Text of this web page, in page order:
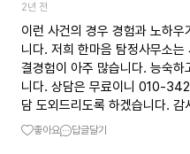
2년 전
이런 사건의 경우 경험과 노하
니다. 저희 한마음 탐정사무소
결경험이 아주 많습니다. 능숙
니다. 상담은 무료이니 010-
담 도외드리도록 하겠습니다. 감
좋아요 답글달기